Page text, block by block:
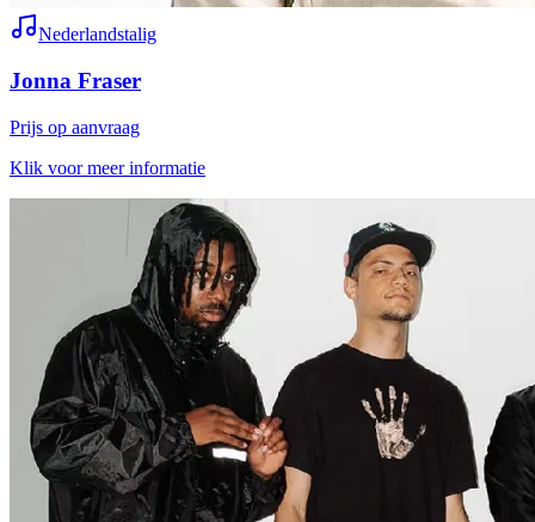
Nederlandstalig
Jonna Fraser
Prijs op aanvraag
Klik voor meer informatie